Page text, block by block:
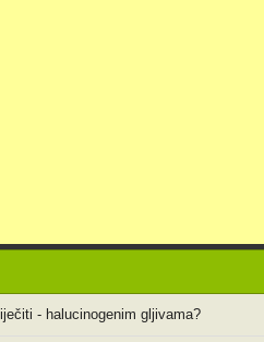
- halucinogenim gljivama?